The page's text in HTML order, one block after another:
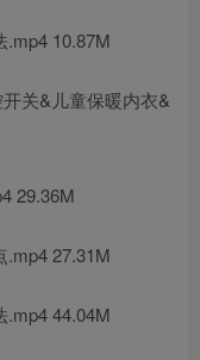
10.87M
关&儿童保暖内衣&
29.36M
27.31M
44.04M